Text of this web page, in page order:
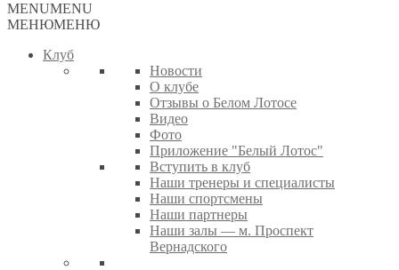
MENUMENU
МЕНЮМЕНЮ
Клуб
Новости
О клубе
Отзывы о Белом Лотосе
Видео
Фото
Приложение "Белый Лотос"
Вступить в клуб
Наши тренеры и специалисты
Наши спортсмены
Наши партнеры
Наши залы — м. Проспект
Вернадского